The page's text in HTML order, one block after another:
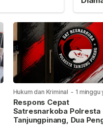
Hukum dan Kriminal - 1 minggu
lalu
Respons Cepat
Satresnarkoba Polresta
Tanjungpinang, Dua